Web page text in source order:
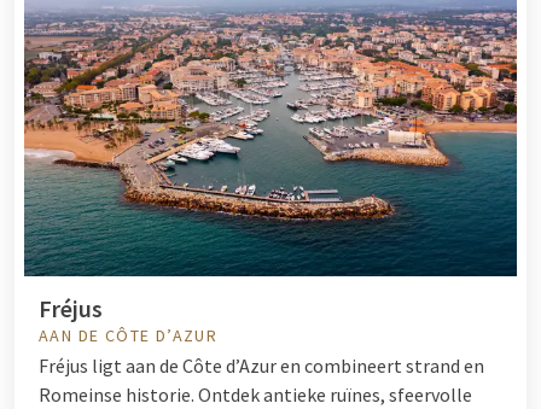
Fréjus
AAN DE CÔTE D’AZUR
Fréjus ligt aan de Côte d’Azur en combineert strand en
Romeinse historie. Ontdek antieke ruïnes, sfeervolle